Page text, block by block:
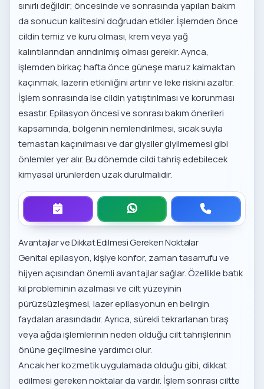
sınırlı değildir; öncesinde ve sonrasında yapılan bakım
da sonucun kalitesini doğrudan etkiler. İşlemden önce
cildin temiz ve kuru olması, krem veya yağ
kalıntılarından arındırılmış olması gerekir. Ayrıca,
işlemden birkaç hafta önce güneşe maruz kalmaktan
kaçınmak, lazerin etkinliğini artırır ve leke riskini azaltır.
İşlem sonrasında ise cildin yatıştırılması ve korunması
esastır.Epilasyon öncesi ve sonrası bakım önerileri
kapsamında, bölgenin nemlendirilmesi, sıcak suyla
temastan kaçınılması ve dar giysiler giyilmemesi gibi
önlemler yer alır. Bu dönemde cildi tahriş edebilecek
kimyasal ürünlerden uzak durulmalıdır.
Avantajlar ve Dikkat Edilmesi Gereken Noktalar
Genital epilasyon, kişiye konfor, zaman tasarrufu ve
hijyen açısından önemli avantajlar sağlar. Özellikle batık
kıl probleminin azalması ve cilt yüzeyinin
pürüzsüzleşmesi, lazer epilasyonun en belirgin
faydaları arasındadır. Ayrıca, sürekli tekrarlanan tıraş
veya ağda işlemlerinin neden olduğu cilt tahrişlerinin
önüne geçilmesine yardımcı olur.
Ancak her kozmetik uygulamada olduğu gibi, dikkat
edilmesi gereken noktalar da vardır. İşlem sonrası ciltte